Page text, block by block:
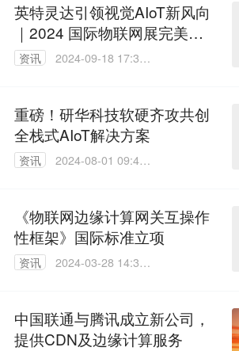
英特灵达引领视觉AIoT新风向
｜2024 国际物联网展完美收
官
资讯
2024-09-18 17:31:
重磅！研华科技软硬齐攻共创
全栈式AIoT解决方案
资讯
2024-08-01 09:43:
《物联网边缘计算网关互操作
性框架》国际标准立项
资讯
2024-03-28 14:32:
中国联通与腾讯成立新公司，
提供CDN及边缘计算服务